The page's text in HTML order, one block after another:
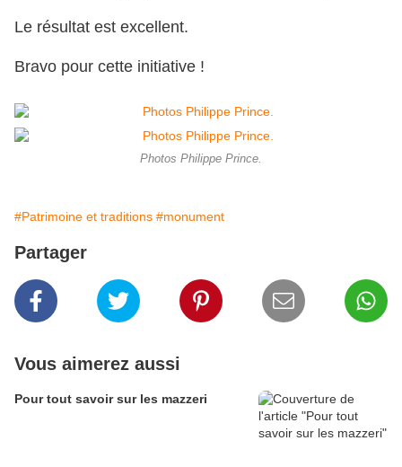
Le résultat est excellent.
Bravo pour cette initiative !
Photos Philippe Prince.
#Patrimoine et traditions #monument
Partager
Vous aimerez aussi
Pour tout savoir sur les mazzeri